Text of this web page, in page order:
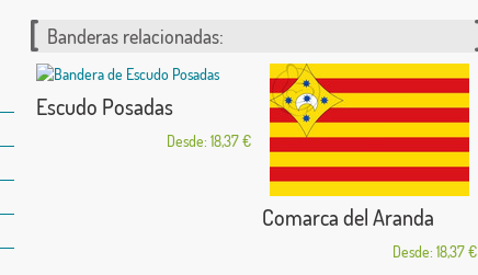
Banderas relacionadas:
Escudo Posadas
Desde: 18,37 €
Comarca del Aranda
Desde: 18,37 €